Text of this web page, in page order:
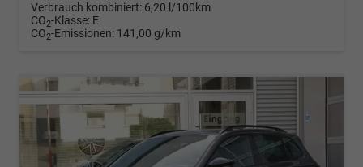
Verbrauch kombiniert: 6,20 l/100km
CO2-Klasse: E
CO2-Emissionen: 141,00 g/km